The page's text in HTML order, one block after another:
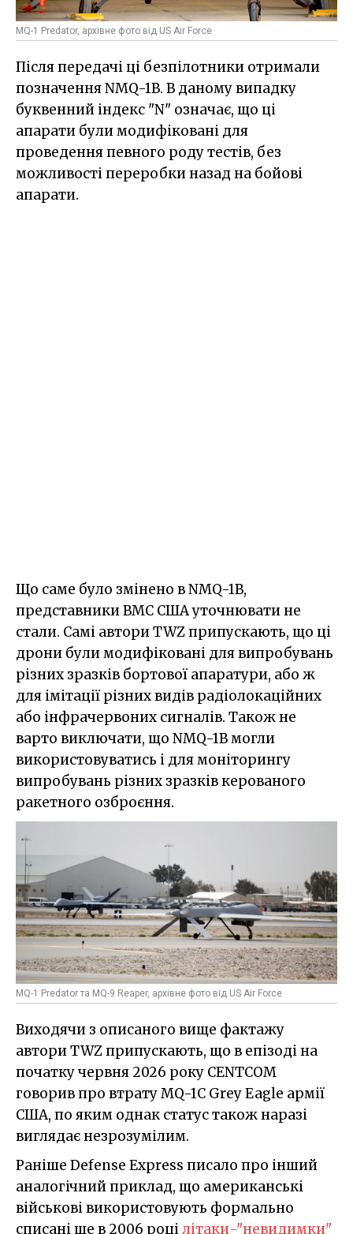
MQ-1 Predator, архівне фото від US Air Force
Після передачі ці безпілотники отримали
позначення NMQ-1B. В даному випадку
буквенний індекс "N" означає, що ці
апарати були модифіковані для
проведення певного роду тестів, без
можливості переробки назад на бойові
апарати.
Що саме було змінено в NMQ-1B,
представники ВМС США уточнювати не
стали. Самі автори TWZ припускають, що ці
дрони були модифіковані для випробувань
різних зразків бортової апаратури, або ж
для імітації різних видів радіолокаційних
або інфрачервоних сигналів. Також не
варто виключати, що NMQ-1B могли
використовуватись і для моніторингу
випробувань різних зразків керованого
ракетного озброєння.
MQ-1 Predator та MQ-9 Reaper, архівне фото від US Air Force
Виходячи з описаного вище фактажу
автори TWZ припускають, що в епізоді на
початку червня 2026 року CENTCOM
говорив про втрату MQ-1C Grey Eagle армії
США, по яким однак статус також наразі
виглядає незрозумілим.
Раніше Defense Express писало про інший
аналогічний приклад, що американські
військові використовують формально
списані ще в 2006 роцілітаки-"невидимки"